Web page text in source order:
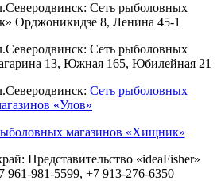
Сеть рыболовных
Орджоникидзе 8, Ленина 45-1
Сеть рыболовных
13, Южная 165, Юбилейная 21
Сеть рыболовных
«Улов»
магазинов «Хищник»
Представительство «ideaFisher»
961-981-5599, +7 913-276-6350